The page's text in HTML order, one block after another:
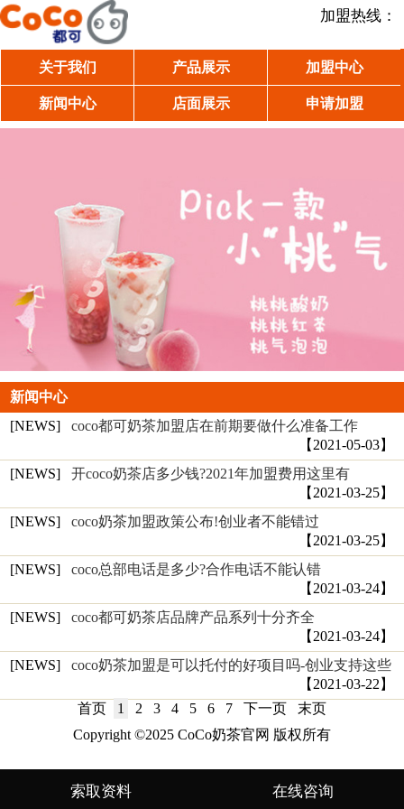
加盟热线：
关于我们 产品展示 加盟中心
新闻中心 店面展示 申请加盟
新闻中心
[NEWS]coco都可奶茶加盟店在前期要做什么准备工作
【2021-05-03】
[NEWS]开coco奶茶店多少钱?2021年加盟费用这里有
【2021-03-25】
[NEWS]coco奶茶加盟政策公布!创业者不能错过
【2021-03-25】
[NEWS]coco总部电话是多少?合作电话不能认错
【2021-03-24】
[NEWS]coco都可奶茶店品牌产品系列十分齐全
【2021-03-24】
[NEWS]coco奶茶加盟是可以托付的好项目吗-创业支持这些
【2021-03-22】
首页
1 2 3 4 5 6 7 下一页
末页
Copyright ©2025 CoCo奶茶官网 版权所有
索取资料 在线咨询